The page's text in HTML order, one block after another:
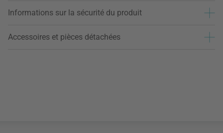
Informations sur la sécurité du produit
Accessoires et pièces détachées